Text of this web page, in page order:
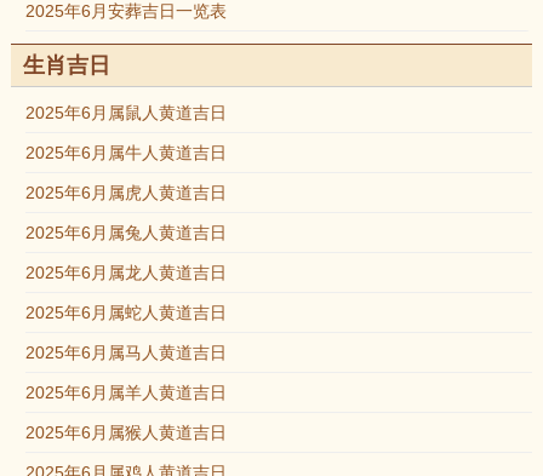
2025年6月安葬吉日一览表
生肖吉日
2025年6月属鼠人黄道吉日
2025年6月属牛人黄道吉日
2025年6月属虎人黄道吉日
2025年6月属兔人黄道吉日
2025年6月属龙人黄道吉日
2025年6月属蛇人黄道吉日
2025年6月属马人黄道吉日
2025年6月属羊人黄道吉日
2025年6月属猴人黄道吉日